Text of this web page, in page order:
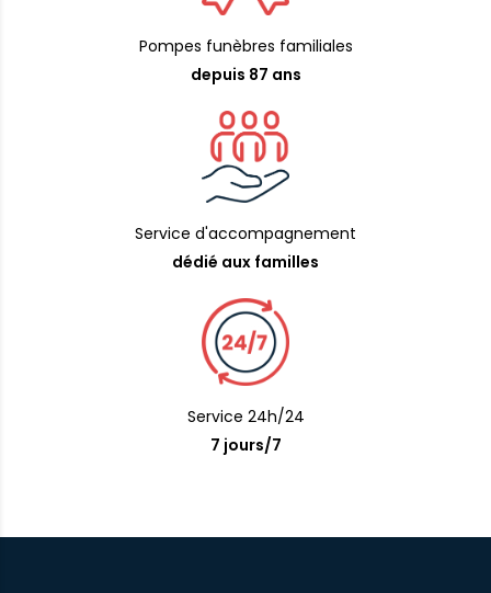
Pompes funèbres familiales
depuis 87 ans
Service d'accompagnement
dédié aux familles
Service 24h/24
7 jours/7